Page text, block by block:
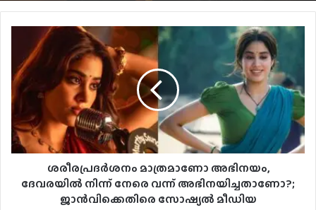
‘ഗജിനി’യിലെ വില്ലൻ; നടൻ പ്രദീപ് റാവത്ത്
അന്തരിച്ചു
ശരീരപ്രദർശനം മാത്രമാണോ അഭിനയം,
ദേവരയിൽ നിന്ന് നേരെ വന്ന് അഭിനയിച്ചതാണോ?;
ജാൻവിക്കെതിരെ സോഷ്യൽ മീഡിയ